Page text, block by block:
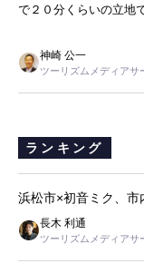
で２０分くらいの立地
ました。母の住まいか
すが、私と妹にとって
は、当人だけではなく
と思いました。
神崎 公一
ツーリズムメディアサ
ランキング
浜松市×初音ミク、
長木 利通
ツーリズムメディアサ